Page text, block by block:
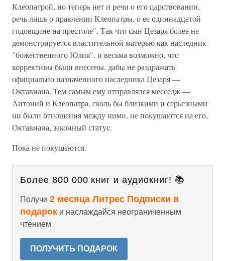
Клеопатрой, но теперь нет и речи о его царствовании,
речь лишь о правлении Клеопатры, о ее одиннадцатой
годовщине на престоле". Так что сын Цезаря более не
демонстрируется властительной матерью как наследник
"божественного Юлия", и весьма возможно, что
коррективы были внесены, дабы не раздражать
официально назначенного наследника Цезаря —
Октавиана. Тем самым ему отправлялся месседж —
Антоний и Клеопатра, сколь бы близкими и серьезными
ни были отношения между ними, не покушаются на его,
Октавиана, законный статус.
Пока не покушаются.
Более 800 000 книг и аудиокниг! 📚
Получи 2 месяца Литрес Подписки в
подарок и наслаждайся неограниченным
чтением
ПОЛУЧИТЬ ПОДАРОК